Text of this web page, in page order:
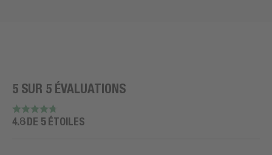
5 SUR 5 ÉVALUATIONS
4.8 DE 5 ÉTOILES